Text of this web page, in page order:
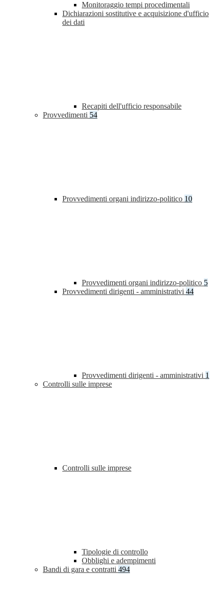
Monitoraggio tempi procedimentali
Dichiarazioni sostitutive e acquisizione d'ufficio
dei dati
Recapiti dell'ufficio responsabile
Provvedimenti 54
Provvedimenti organi indirizzo-politico 10
Provvedimenti organi indirizzo-politico 5
Provvedimenti dirigenti - amministrativi 44
Provvedimenti dirigenti - amministrativi 1
Controlli sulle imprese
Controlli sulle imprese
Tipologie di controllo
Obblighi e adempimenti
Bandi di gara e contratti 494